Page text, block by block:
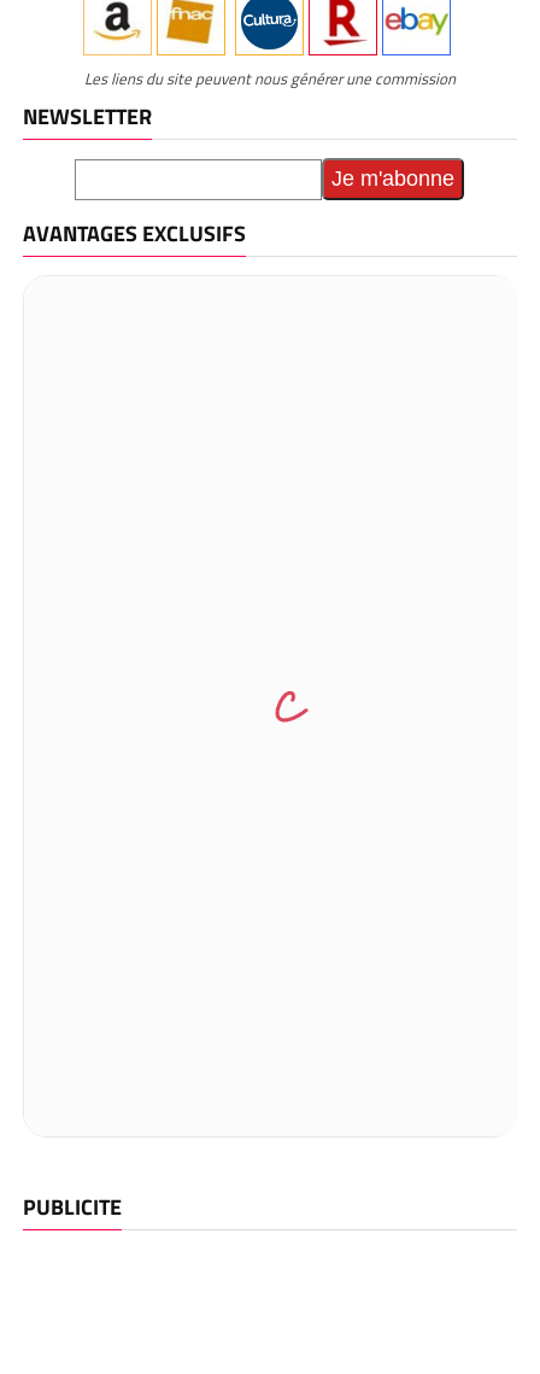
Les liens du site peuvent nous générer une commission
NEWSLETTER
AVANTAGES EXCLUSIFS
PUBLICITE